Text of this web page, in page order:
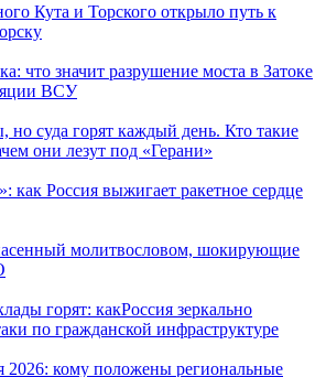
Кута и Торского открыло путь к
что значит разрушение моста в Затоке
ВСУ
суда горят каждый день. Кто такие
они лезут под «Герани»
как Россия выжигает ракетное сердце
молитвословом, шокирующие
горят: какРоссия зеркально
по гражданской инфраструктуре
2026: кому положены региональные